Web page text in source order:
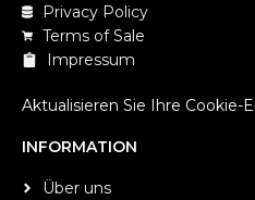
Privacy Policy
Terms of Sale
Impressum
Aktualisieren Sie Ihre Cookie-
INFORMATION
Über uns